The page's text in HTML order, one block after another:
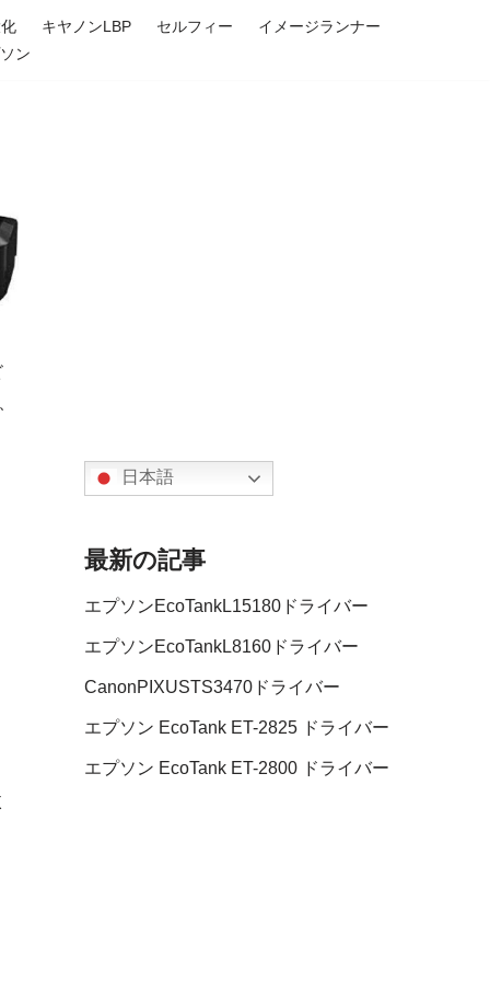
キヤノンLBP セルフィー
イメージランナー
ン
日本語
最新の記事
エプソンEcoTankL15180ドライバー
エプソンEcoTankL8160ドライバー
CanonPIXUSTS3470ドライバー
エプソン EcoTank ET-2825 ドライバー
エプソン EcoTank ET-2800 ドライバー